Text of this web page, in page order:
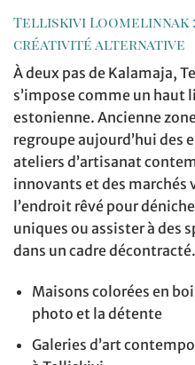
Telliskivi Loomelinnak
créativité alternative
À deux pas de Kalamaja,
s’impose comme un haut
estonienne. Ancienne
regroupe aujourd’hui des
ateliers d’artisanat
innovants et des marchés
l’endroit rêvé pour
uniques ou assister à des
dans un cadre décontracté.
Maisons colorées en
photo et la détente
Galeries d’art